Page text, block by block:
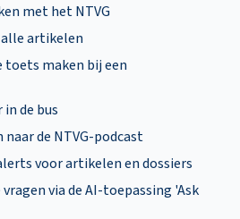
met het NTVG
artikelen
toets maken bij een
de bus
de NTVG-podcast
voor artikelen en dossiers
via de AI-toepassing 'Ask